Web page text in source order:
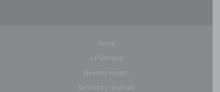
Home
La farmacia
Nuestro equipo
Servicios y reservas